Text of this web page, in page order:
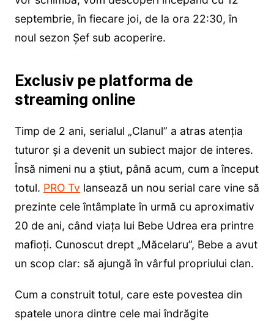
septembrie, în fiecare joi, de la ora 22:30, în
noul sezon Șef sub acoperire.
Exclusiv pe platforma de
streaming online
Timp de 2 ani, serialul „Clanul” a atras atenția
tuturor și a devenit un subiect major de interes.
Însă nimeni nu a știut, până acum, cum a început
totul. PRO Tv lansează un nou serial care vine să
prezinte cele întâmplate în urmă cu aproximativ
20 de ani, când viața lui Bebe Udrea era printre
mafioți. Cunoscut drept „Măcelaru”, Bebe a avut
un scop clar: să ajungă în vârful propriului clan.
Cum a construit totul, care este povestea din
spatele unora dintre cele mai îndrăgite